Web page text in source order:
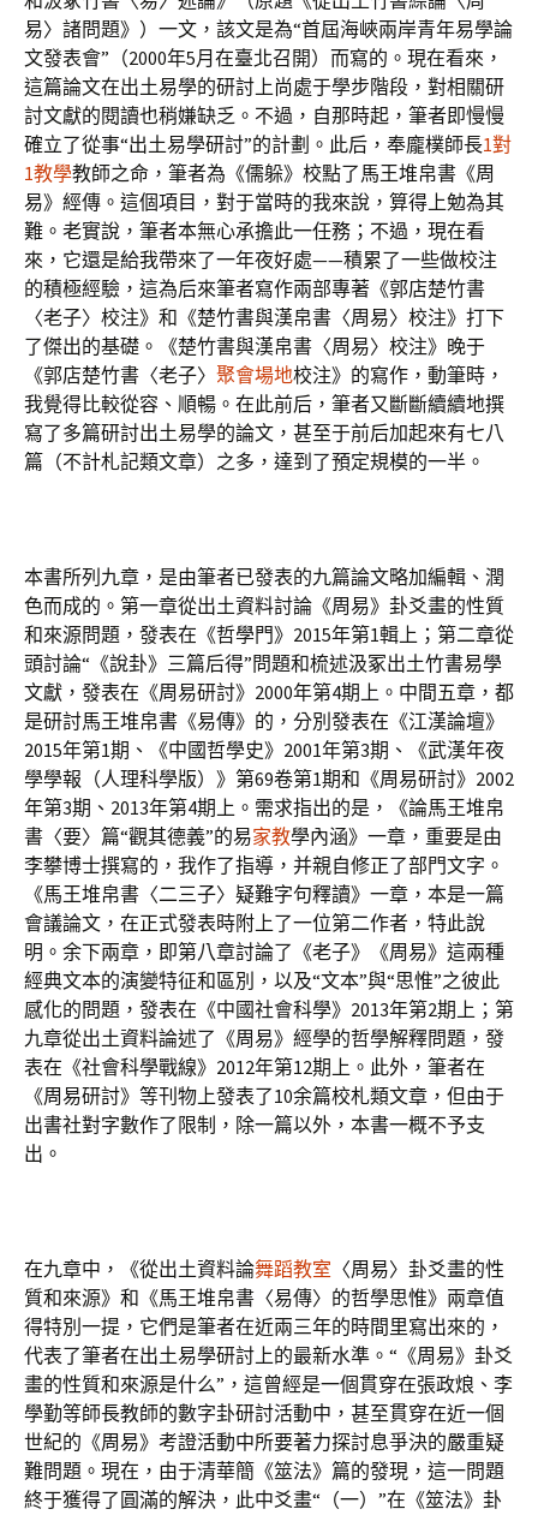
易〉諸問題》）一文，該文是為“首屆海峽兩岸青年易學論
文發表會”（2000年5月在臺北召開）而寫的。現在看來，
這篇論文在出土易學的研討上尚處于學步階段，對相關研
討文獻的閱讀也稍嫌缺乏。不過，自那時起，筆者即慢慢
確立了從事“出土易學研討”的計劃。此后，奉龐樸師長1對
1教學教師之命，筆者為《儒躲》校點了馬王堆帛書《周
易》經傳。這個項目，對于當時的我來說，算得上勉為其
難。老實說，筆者本無心承擔此一任務；不過，現在看
來，它還是給我帶來了一年夜好處——積累了一些做校注
的積極經驗，這為后來筆者寫作兩部專著《郭店楚竹書
〈老子〉校注》和《楚竹書與漢帛書〈周易〉校注》打下
了傑出的基礎。《楚竹書與漢帛書〈周易〉校注》晚于
《郭店楚竹書〈老子〉 聚會場地校注》的寫作，動筆時，
我覺得比較從容、順暢。在此前后，筆者又斷斷續續地撰
寫了多篇研討出土易學的論文，甚至于前后加起來有七八
篇（不計札記類文章）之多，達到了預定規模的一半。
本書所列九章，是由筆者已發表的九篇論文略加編輯、潤
色而成的。第一章從出土資料討論《周易》卦爻畫的性質
和來源問題，發表在《哲學門》2015年第1輯上；第二章從
頭討論“《說卦》三篇后得”問題和梳述汲冢出土竹書易學
文獻，發表在《周易研討》2000年第4期上。中間五章，都
是研討馬王堆帛書《易傳》的，分別發表在《江漢論壇》
2015年第1期、《中國哲學史》2001年第3期、《武漢年夜
學學報（人理科學版）》第69卷第1期和《周易研討》2002
年第3期、2013年第4期上。需求指出的是，《論馬王堆帛
書〈要〉篇“觀其德義”的易家教學內涵》一章，重要是由
李攀博士撰寫的，我作了指導，并親自修正了部門文字。
《馬王堆帛書〈二三子〉疑難字句釋讀》一章，本是一篇
會議論文，在正式發表時附上了一位第二作者，特此說
明。余下兩章，即第八章討論了《老子》《周易》這兩種
經典文本的演變特征和區別，以及“文本”與“思惟”之彼此
感化的問題，發表在《中國社會科學》2013年第2期上；第
九章從出土資料論述了《周易》經學的哲學解釋問題，發
表在《社會科學戰線》2012年第12期上。此外，筆者在
《周易研討》等刊物上發表了10余篇校札類文章，但由于
出書社對字數作了限制，除一篇以外，本書一概不予支
出。
在九章中，《從出土資料論舞蹈教室 〈周易〉卦爻畫的性
質和來源》和《馬王堆帛書〈易傳〉的哲學思惟》兩章值
得特別一提，它們是筆者在近兩三年的時間里寫出來的，
代表了筆者在出土易學研討上的最新水準。“《周易》卦爻
畫的性質和來源是什么”，這曾經是一個貫穿在張政烺、李
學勤等師長教師的數字卦研討活動中，甚至貫穿在近一個
世紀的《周易》考證活動中所要著力探討息爭決的嚴重疑
難問題。現在，由于清華簡《筮法》篇的發現，這一問題
終于獲得了圓滿的解決，此中爻畫“（一）”在《筮法》卦